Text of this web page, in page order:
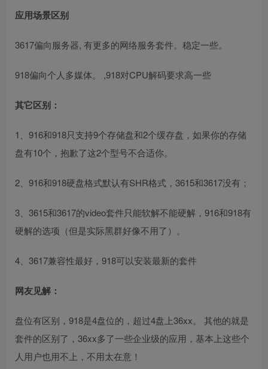
应用场景区别
3617偏向服务器, 有更多的网络服务套件。稳定一些。
918偏向个人多媒体。 ,918对CPU解码要求高一些
其它区别：
1、916和918只支持9个存储盘和2个缓存盘，如果你的存储
盘有10个，抱歉了这2个型号不合适你。
2、916和918硬盘格式默认有SHR格式，3615和3617没有；
3、3615和3617的video套件只能软解不能硬解，916和918有
硬解的选项（但是实际黑群好像不用了）。
4、3617兼容性最好，918可以安装最新的套件
网友见解：
盘位有区别，918是4盘位的，超过4盘上36xx。 其他的就是
套件的区别了，36xx多了一些企业级的应用，基本上这些个
人用户也用不上，不用太在意！